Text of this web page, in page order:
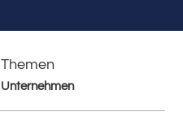
Themen
Unternehmen